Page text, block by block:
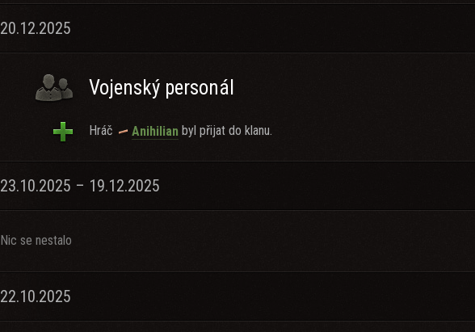
20.12.2025
Vojenský personál
Hráč Anihilian byl přijat do klanu.
23.10.2025 – 19.12.2025
Nic se nestalo
22.10.2025